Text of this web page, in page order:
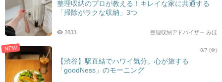
整理収納のプロが教える！キレイな家に共通する
「掃除がラクな収納」3つ
整理収納アドバイザー みほ
2833
NEW 8/7 (金)
【渋谷】駅直結でハワイ気分。心が旅する
「goodNess」のモーニング